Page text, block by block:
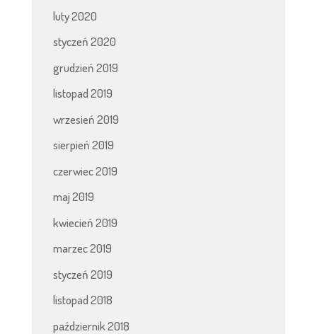
luty 2020
styczeń 2020
grudzień 2019
listopad 2019
wrzesień 2019
sierpień 2019
czerwiec 2019
maj 2019
kwiecień 2019
marzec 2019
styczeń 2019
listopad 2018
październik 2018